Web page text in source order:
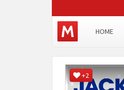
HOME
+2